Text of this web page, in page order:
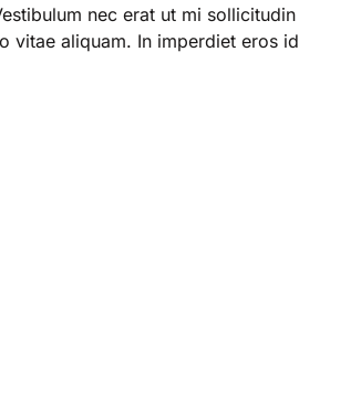
nec erat ut mi sollicitudin
vitae aliquam. In imperdiet eros id